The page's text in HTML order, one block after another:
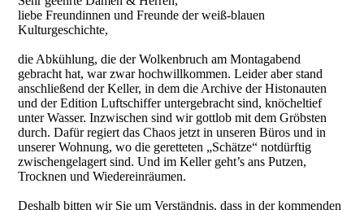
liebe Freundinnen und Freunde der weiß-blauen
Kulturgeschichte,
die Abkühlung, die der Wolkenbruch am Montagabend
gebracht hat, war zwar hochwillkommen. Leider aber stand
anschließend der Keller, in dem die Archive der Histonauten
und der Edition Luftschiffer untergebracht sind, knöcheltief
unter Wasser. Inzwischen sind wir gottlob mit dem Gröbsten
durch. Dafür regiert das Chaos jetzt in unseren Büros und in
unserer Wohnung, wo die geretteten „Schätze“ notdürftig
zwischengelagert sind. Und im Keller geht’s ans Putzen,
Trocknen und Wiedereinräumen.
Deshalb bitten wir Sie um Verständnis, dass in der kommenden